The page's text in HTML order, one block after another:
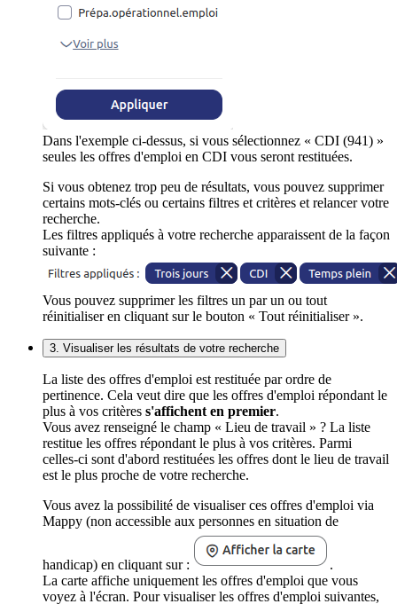
Dans l'exemple ci-dessus, si vous sélectionnez « CDI (941) »
seules les offres d'emploi en CDI vous seront restituées.
Si vous obtenez trop peu de résultats, vous pouvez supprimer
certains mots-clés ou certains filtres et critères et relancer votre
recherche.
Les filtres appliqués à votre recherche apparaissent de la façon
suivante :
Vous pouvez supprimer les filtres un par un ou tout
réinitialiser en cliquant sur le bouton « Tout réinitialiser ».
3. Visualiser les résultats de votre recherche
La liste des offres d'emploi est restituée par ordre de
pertinence. Cela veut dire que les offres d'emploi répondant le
plus à vos critères s'affichent en premier.
Vous avez renseigné le champ « Lieu de travail » ? La liste
restitue les offres répondant le plus à vos critères. Parmi
celles-ci sont d'abord restituées les offres dont le lieu de travail
est le plus proche de votre recherche.
Vous avez la possibilité de visualiser ces offres d'emploi via
Mappy (non accessible aux personnes en situation de
handicap) en cliquant sur :
.
La carte affiche uniquement les offres d'emploi que vous
voyez à l'écran. Pour visualiser les offres d'emploi suivantes,